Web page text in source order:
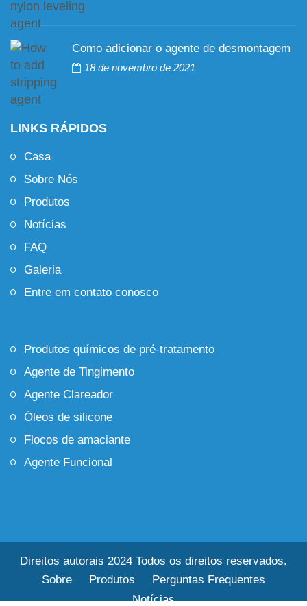
Como adicionar o agente de desmontagem
18 de novembro de 2021
LINKS RÁPIDOS
Casa
Sobre Nós
Produtos
Notícias
FAQ
Galeria
Entre em contato conosco
Produtos químicos de pré-tratamento
Agente de Tingimento
Agente Clareador
Óleos de silicone
Flocos de amaciante
Agente Funcional
Direitos autorais 2024 Todos os direitos reservados.
Sobre
Produtos
Perguntas Frequentes
Notícias